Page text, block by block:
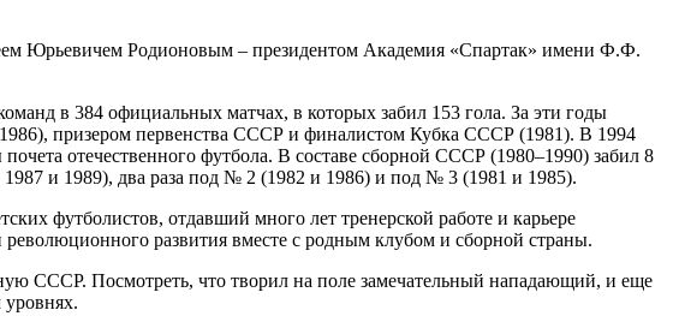
Юрьевичем Родионовым – президентом Академия «Спартак» имени Ф.Ф.
в 384 официальных матчах, в которых забил 153 гола. За эти годы
призером первенства СССР и финалистом Кубка СССР (1981). В 1994
отечественного футбола. В составе сборной СССР (1980–1990) забил 8
и 1989), два раза под № 2 (1982 и 1986) и под № 3 (1981 и 1985).
футболистов, отдавший много лет тренерской работе и карьере
развития вместе с родным клубом и сборной страны.
СССР. Посмотреть, что творил на поле замечательный нападающий, и еще